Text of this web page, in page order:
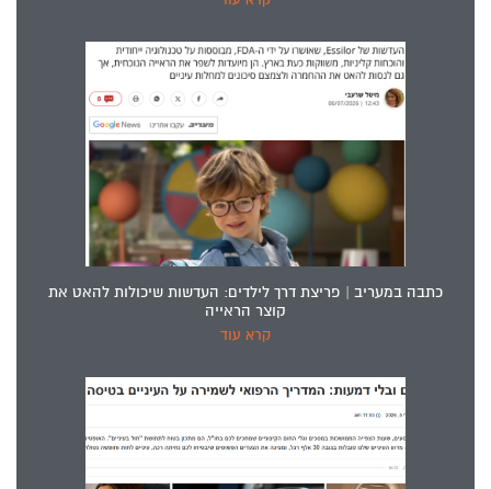
כתבה במעריב | פריצת דרך לילדים: העדשות שיכולות להאט את
קוצר הראייה
קרא עוד